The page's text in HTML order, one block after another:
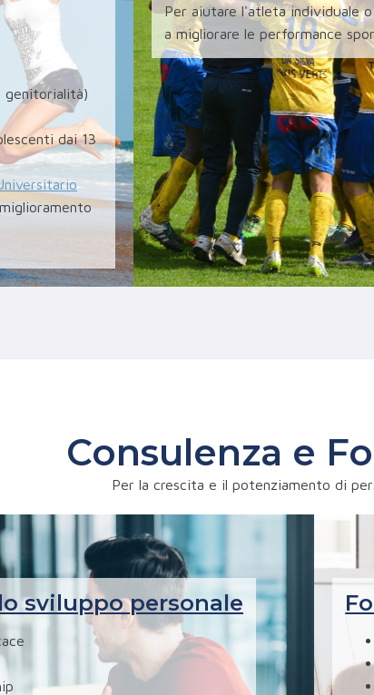
genitorialità)
dai 13
Per aiutare l'atleta individuale o
a migliorare le performance
Consulenza e
Per la crescita e il potenziamento di
sviluppo personale